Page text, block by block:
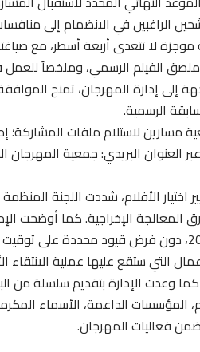
الراغبين في الانضمام إلى
لا تتعدى أربعة أسطر، مع
الفيلم الرسمي، وملخصاً للعمل
إلى إدارة المهرجان، تمنح
الرسمية.
اختيار الأفلام، شددت اللجنة
المعالجة الإخراجية. كما أوضحت
التي ستقع عليها عملية
وعدت الإدارة بتقديم سلسلة من
المؤسسات الداعمة، الأسماء
ضمن فعاليات المهرجان.